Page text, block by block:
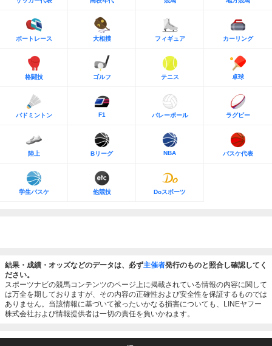
ボートレース 大相撲 フィギュア カーリング
格闘技 ゴルフ テニス 卓球
バドミントン F1 バレーボール ラグビー
陸上 Bリーグ NBA バスケ代表
学生バスケ 他競技 Doスポーツ
結果・成績・オッズなどのデータは、必ず主催者発行のものと照合し確認してく
ださい。
スポーツナビの競馬コンテンツのページ上に掲載されている情報の内容に関して
は万全を期しておりますが、その内容の正確性および安全性を保証するものでは
ありません。当該情報に基づいて被ったいかなる損害についても、LINEヤフー
株式会社および情報提供者は一切の責任を負いかねます。